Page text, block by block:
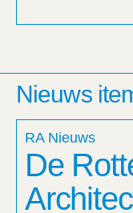
Nieuws
RA Nieuws
De